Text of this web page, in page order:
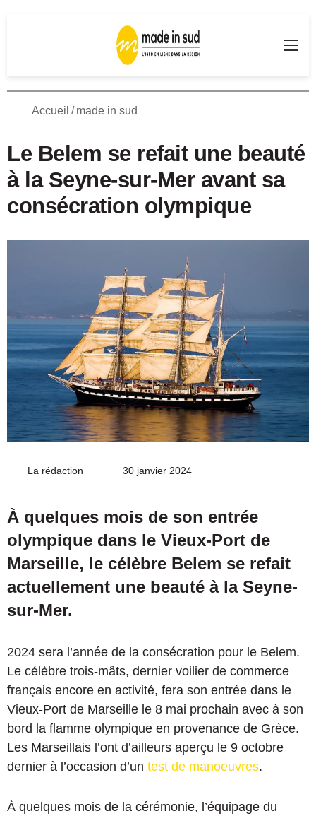
Accueil / made in sud
Le Belem se refait une beauté
à la Seyne-sur-Mer avant sa
consécration olympique
La rédaction
Envoyer30 janvier 2024
À quelques mois de son entrée
olympique dans le Vieux-Port de
Marseille, le célèbre Belem se refait
actuellement une beauté à la Seyne-
sur-Mer.
2024 sera l’année de la consécration pour le Belem.
Le célèbre trois-mâts, dernier voilier de commerce
français encore en activité, fera son entrée dans le
Vieux-Port de Marseille le 8 mai prochain avec à son
bord la flamme olympique en provenance de Grèce.
Les Marseillais l’ont d’ailleurs aperçu le 9 octobre
dernier à l’occasion d’un test de manoeuvres.
À quelques mois de la cérémonie, l’équipage du